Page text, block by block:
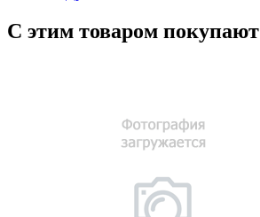
С этим товаром покупают